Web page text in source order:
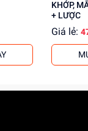
KHỚP,
+ LƯỢC
Giá lẻ: